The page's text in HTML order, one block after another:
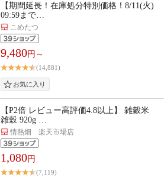
【期間延長！在庫処分特別価格！8/11(火)
09:59まで…
こめたつ
9,480円～
(14,881)
【P2倍 レビュー高評価4.8以上】 雑穀米
雑穀 920g …
情熱畑 楽天市場店
1,080円
(7,119)